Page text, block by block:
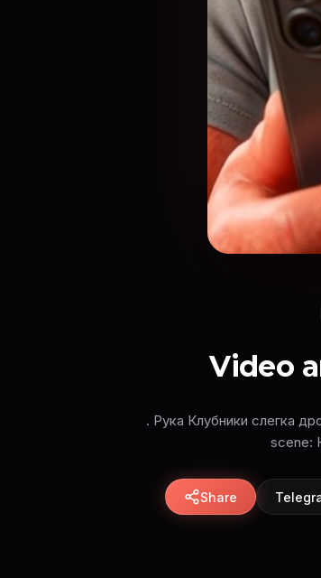
Video
. Рука Клубники слегка
scene:
Share